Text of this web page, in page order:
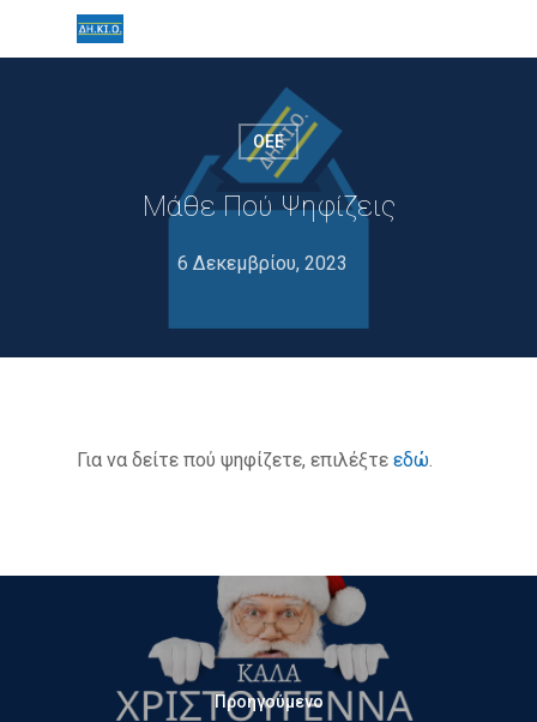
ΟΕΕ
Μάθε Πού Ψηφίζεις
6 Δεκεμβρίου, 2023
Για να δείτε πού ψηφίζετε, επιλέξτε εδώ.
Προηγούμενο